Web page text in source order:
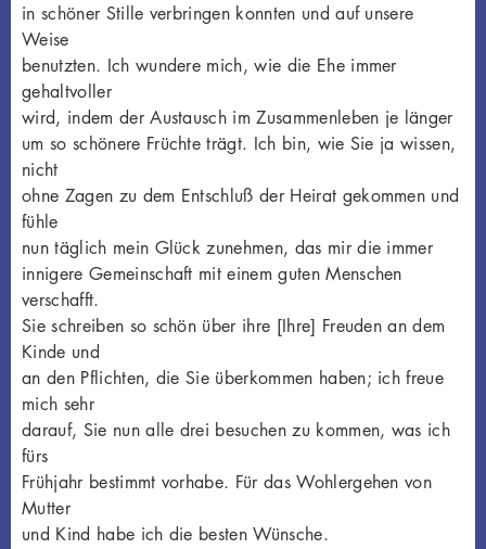
in schöner Stille verbringen konnten und auf unsere
Weise
benutzten. Ich wundere mich, wie die Ehe immer
gehaltvoller
wird, indem der Austausch im Zusammenleben je länger
um so schönere Früchte trägt. Ich bin, wie Sie ja wissen,
nicht
ohne Zagen zu dem Entschluß der Heirat gekommen und
fühle
nun täglich mein Glück zunehmen, das mir die immer
innigere Gemeinschaft mit einem guten Menschen
verschafft.
Sie schreiben so schön über ihre [Ihre] Freuden an dem
Kinde und
an den Pflichten, die Sie überkommen haben; ich freue
mich sehr
darauf, Sie nun alle drei besuchen zu kommen, was ich
fürs
Frühjahr bestimmt vorhabe. Für das Wohlergehen von
Mutter
und Kind habe ich die besten Wünsche.